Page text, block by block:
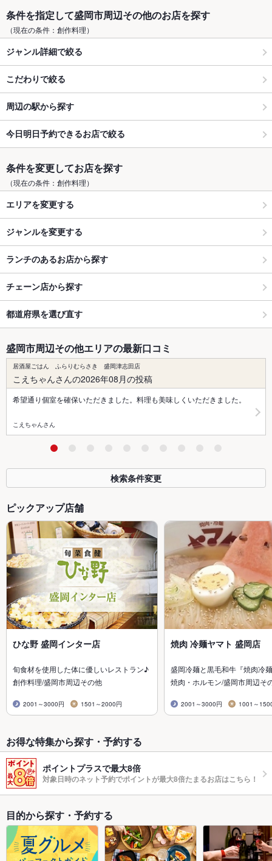
条件を指定して盛岡市周辺その他のお店を探す
（現在の条件：創作料理）
ジャンル詳細で絞る
こだわりで絞る
周辺の駅から探す
今日明日予約できるお店で絞る
条件を変更してお店を探す
（現在の条件：創作料理）
エリアを変更する
ジャンルを変更する
ランチのあるお店から探す
チェーン店から探す
都道府県を選び直す
盛岡市周辺その他エリアの最新口コミ
居酒屋ごはん ふらりむらさき 盛岡津志田店
こえちゃんさんの2026年08月の投稿
希望通り個室を確保いただきました。料理も美味しくいただきました。
こえちゃんさん
検索条件変更
ピックアップ店舗
ひな野 盛岡インター店
旬食材を使用した体に優しいレストラン♪
創作料理/盛岡市周辺その他
2001～3000円 1501～2000円
焼肉 冷麺ヤマト 盛岡店
盛岡冷麺と黒毛和牛『焼肉冷
焼肉・ホルモン/盛岡市周辺そ
2001～3000円 1001～
お得な特集から探す・予約する
ポイントプラスで最大8倍
対象日時のネット予約でポイントが最大8倍たまるお店はこちら！
目的から探す・予約する